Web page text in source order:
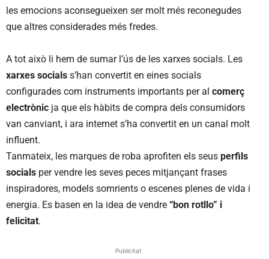
les emocions aconsegueixen ser molt més reconegudes
que altres considerades més fredes.
A tot això li hem de sumar l’ús de les xarxes socials. Les
xarxes socials s’han convertit en eines socials
configurades com instruments importants per al comerç
electrònic ja que els hàbits de compra dels consumidors
van canviant, i ara internet s’ha convertit en un canal molt
influent.
Tanmateix, les marques de roba aprofiten els seus perfils
socials per vendre les seves peces mitjançant frases
inspiradores, models somrients o escenes plenes de vida i
energia. Es basen en la idea de vendre “bon rotllo” i
felicitat.
Publicitat